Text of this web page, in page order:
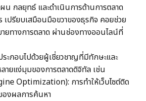
น กลยุทธ์ และดำเนินการด้านการตลาด
ปรียบเสมือนมือขวาของธุรกิจ คอยช่วย
ยทางการตลาด ผ่านช่องทางออนไลน์ที่
ะกอบไปด้วยผู้เชี่ยวชาญที่มีทักษะและ
ายแง่มุมของการตลาดดิจิทัล เช่น
Optimization): การทำให้เว็บไซต์ติด
งผลการค้นหา